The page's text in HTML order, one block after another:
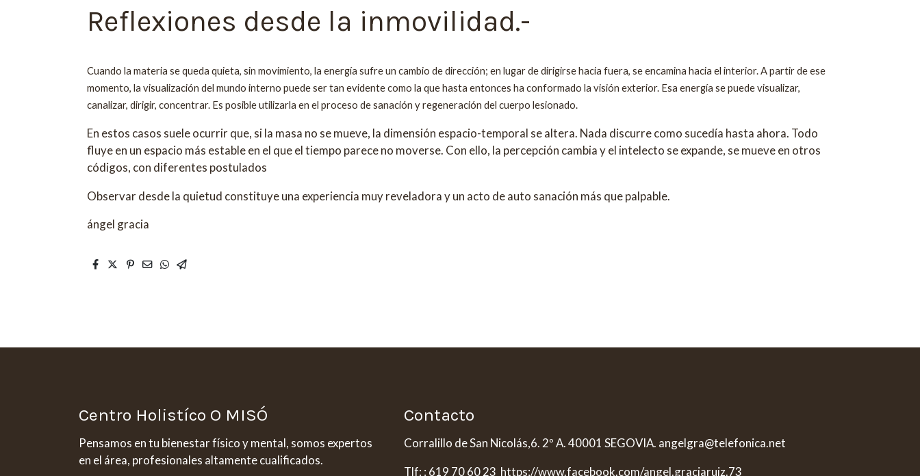
Reflexiones desde la inmovilidad.-
Cuando la materia se queda quieta, sin movimiento, la energía sufre un cambio de dirección; en lugar de dirigirse hacia fuera, se encamina hacia el interior. A partir de ese
momento, la visualización del mundo interno puede ser tan evidente como la que hasta entonces ha conformado la visión exterior. Esa energía se puede visualizar,
canalizar, dirigir, concentrar. Es posible utilizarla en el proceso de sanación y regeneración del cuerpo lesionado.
En estos casos suele ocurrir que, si la masa no se mueve, la dimensión espacio-temporal se altera. Nada discurre como sucedía hasta ahora. Todo
fluye en un espacio más estable en el que el tiempo parece no moverse. Con ello, la percepción cambia y el intelecto se expande, se mueve en otros
códigos, con diferentes postulados
Observar desde la quietud constituye una experiencia muy reveladora y un acto de auto sanación más que palpable.
ángel gracia
Centro Holistíco O MISÓ
Pensamos en tu bienestar físico y mental, somos expertos
en el área, profesionales altamente cualificados.
Contacto
Corralillo de San Nicolás,6. 2º A. 40001 SEGOVIA. angelgra@telefonica.net
Tlf: : 619 70 60 23 https://www.facebook.com/angel.graciaruiz.73